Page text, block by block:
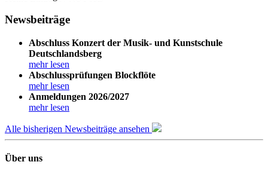
Newsbeiträge
Abschluss Konzert der Musik- und Kunstschule
Deutschlandsberg
mehr lesen
Abschlussprüfungen Blockflöte
mehr lesen
Anmeldungen 2026/2027
mehr lesen
Alle bisherigen Newsbeiträge ansehen
Über uns